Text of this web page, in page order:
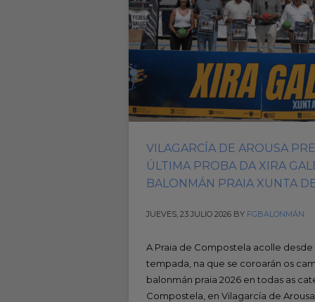
VILAGARCÍA DE AROUSA
ÚLTIMA PROBA DA XIRA
BALONMÁN PRAIA XUNTA
JUEVES, 23 JULIO 2026 BY FGBALONMÁN
A Praia de Compostela acolle
tempada, na que se coroarán os
balonmán praia 2026 en todas as
Compostela, en Vilagarcía de